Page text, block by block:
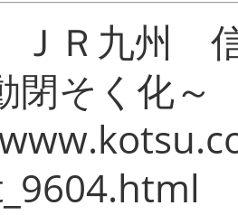
Ｒ九州 信
閉そく化～